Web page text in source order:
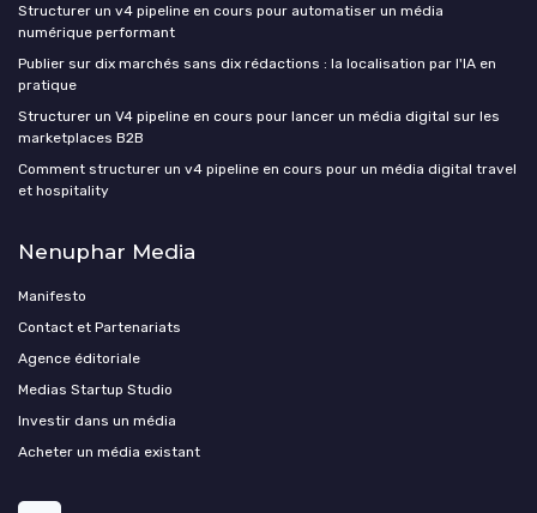
Structurer un v4 pipeline en cours pour automatiser un média
numérique performant
Publier sur dix marchés sans dix rédactions : la localisation par l'IA en
pratique
Structurer un V4 pipeline en cours pour lancer un média digital sur les
marketplaces B2B
Comment structurer un v4 pipeline en cours pour un média digital travel
et hospitality
Nenuphar Media
Manifesto
Contact et Partenariats
Agence éditoriale
Medias Startup Studio
Investir dans un média
Acheter un média existant